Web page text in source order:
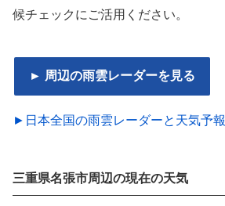
候チェックにご活用ください。
► 周辺の雨雲レーダーを見る
►日本全国の雨雲レーダーと天気予報
三重県名張市周辺の現在の天気